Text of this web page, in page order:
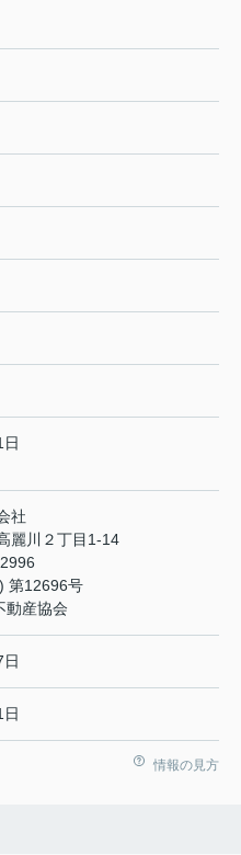
社
麗川２丁目1-14
第12696号
動産協会
情報の見方